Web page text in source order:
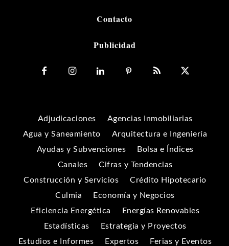
Contacto
Publicidad
Adjudicaciones
Agencias Inmobiliarias
Agua y Saneamiento
Arquitectura e Ingeniería
Ayudas y Subvenciones
Bolsa e Índices
Canales
Cifras y Tendencias
Construcción y Servicios
Crédito Hipotecario
Culmia
Economía y Negocios
Eficiencia Energética
Energías Renovables
Estadísticas
Estrategia y Proyectos
Estudios e Informes
Expertos
Ferias y Eventos